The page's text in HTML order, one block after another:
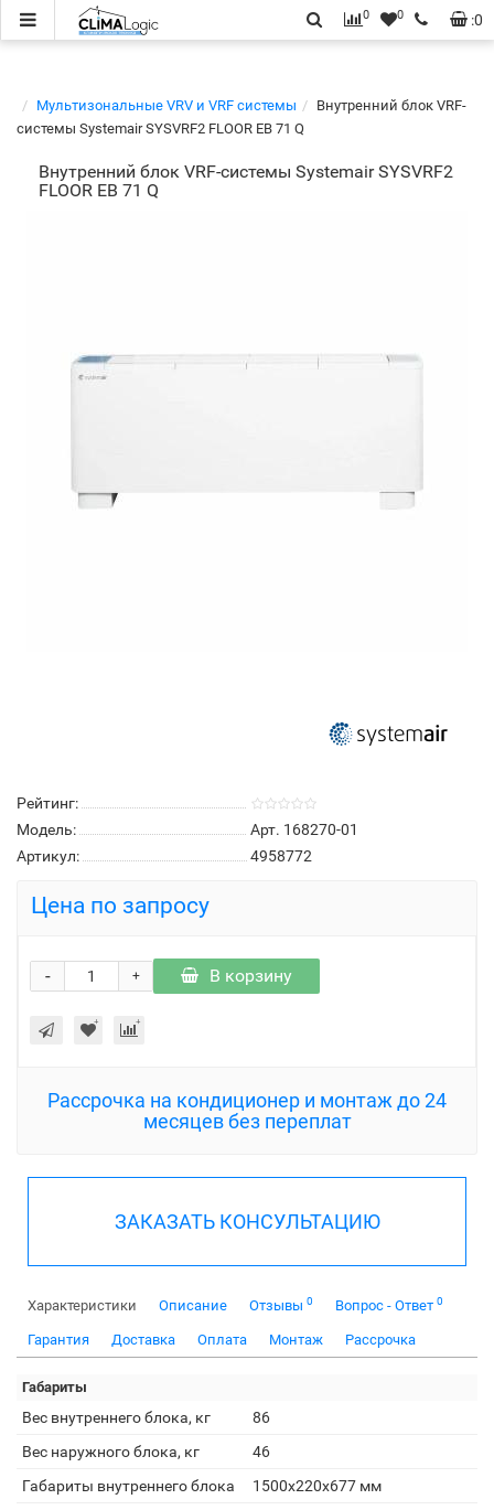
:0
0 0
Мультизональные VRV и VRF системы
Внутренний блок VRF-
системы Systemair SYSVRF2 FLOOR EB 71 Q
Внутренний блок VRF-системы Systemair SYSVRF2
FLOOR EB 71 Q
Рейтинг:
Модель:
Арт. 168270-01
Артикул:
4958772
Цена по запросу
+
- В корзину
Рассрочка на кондиционер и монтаж до 24
месяцев без переплат
ЗАКАЗАТЬ КОНСУЛЬТАЦИЮ
Характеристики Описание Отзывы 0 Вопрос - Ответ 0
Гарантия Доставка Оплата Монтаж Рассрочка
Габариты
Вес внутреннего блока, кг
86
Вес наружного блока, кг
46
Габариты внутреннего блока
1500х220х677 мм